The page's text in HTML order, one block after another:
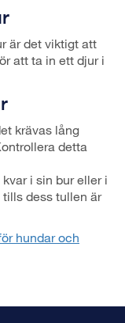
är det viktigt att
att ta in ett djur i
krävas lång
detta
i sin bur eller i
dess tullen är
hundar och